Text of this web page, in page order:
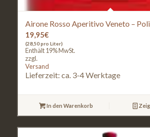
Airone Rosso Aperitivo Veneto – Poli
19,95€
(28,50 pro Liter)
Enthält 19% MwSt.
zzgl.
Versand
Lieferzeit: ca. 3-4 Werktage
In den Warenkorb